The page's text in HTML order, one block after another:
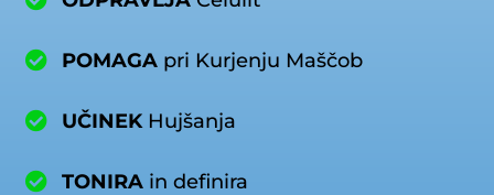
POMAGA pri Kurjenju Maščob
UČINEKHujšanja
TONIRA in definira